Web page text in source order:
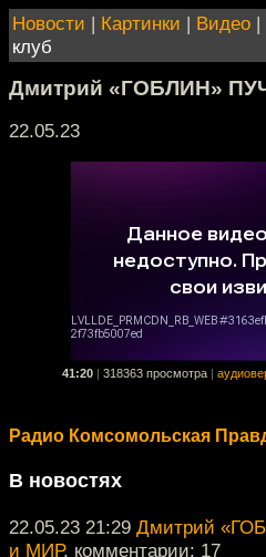
Новости | Картинки | Видео |
клуб
Дмитрий «ГОБЛИН»
22.05.23
41:20 318363 просмотра
Радио Комсомольская
В новостях
22.05.23 21:29 Дмитрий
и МИР, комментарии: 17